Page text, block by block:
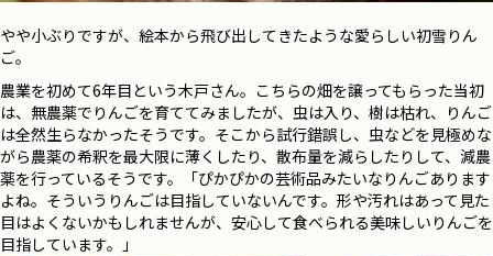
やや小ぶりですが、絵本から飛び出してきたような愛らしい初雪りん
ご。
農業を初めて6年目という木戸さん。こちらの畑を譲ってもらった当初
は、無農薬でりんごを育ててみましたが、虫は入り、樹は枯れ、りんご
は全然生らなかったそうです。そこから試行錯誤し、虫などを見極めな
がら農薬の希釈を最大限に薄くしたり、散布量を減らしたりして、減農
薬を行っているそうです。「ぴかぴかの芸術品みたいなりんごあります
よね。そういうりんごは目指していないんです。形や汚れはあって見た
目はよくないかもしれませんが、安心して食べられる美味しいりんごを
目指しています。」